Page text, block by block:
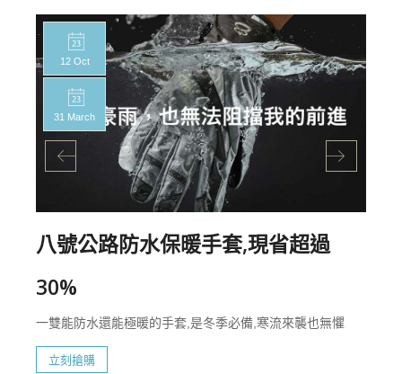
12 Oct
31 March
八號公路防水保暖手套,現省超過
30%
一雙能防水還能極暖的手套,是冬季必備,寒流來襲也無懼
立刻搶購